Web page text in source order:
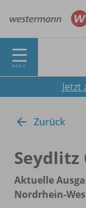
MENÜ
Zurück
Seydlitz
Aktuelle
Nordrhein-